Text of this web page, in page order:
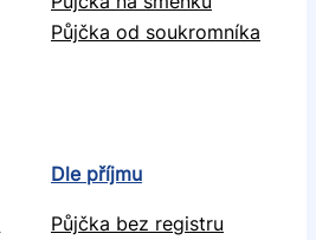
Půjčka od soukromníka
Dle příjmu
Půjčka bez registru